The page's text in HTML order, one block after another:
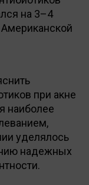
на 3–4
при акне
наиболее
уделялось
надежных